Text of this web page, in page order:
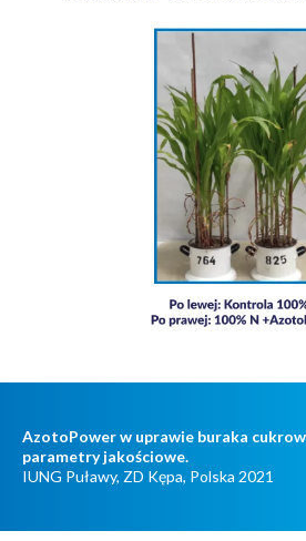
AzotoPower w uprawie buraka
parametry jakościowe.
IUNG Puławy, ZD Kępa, Polska 2021